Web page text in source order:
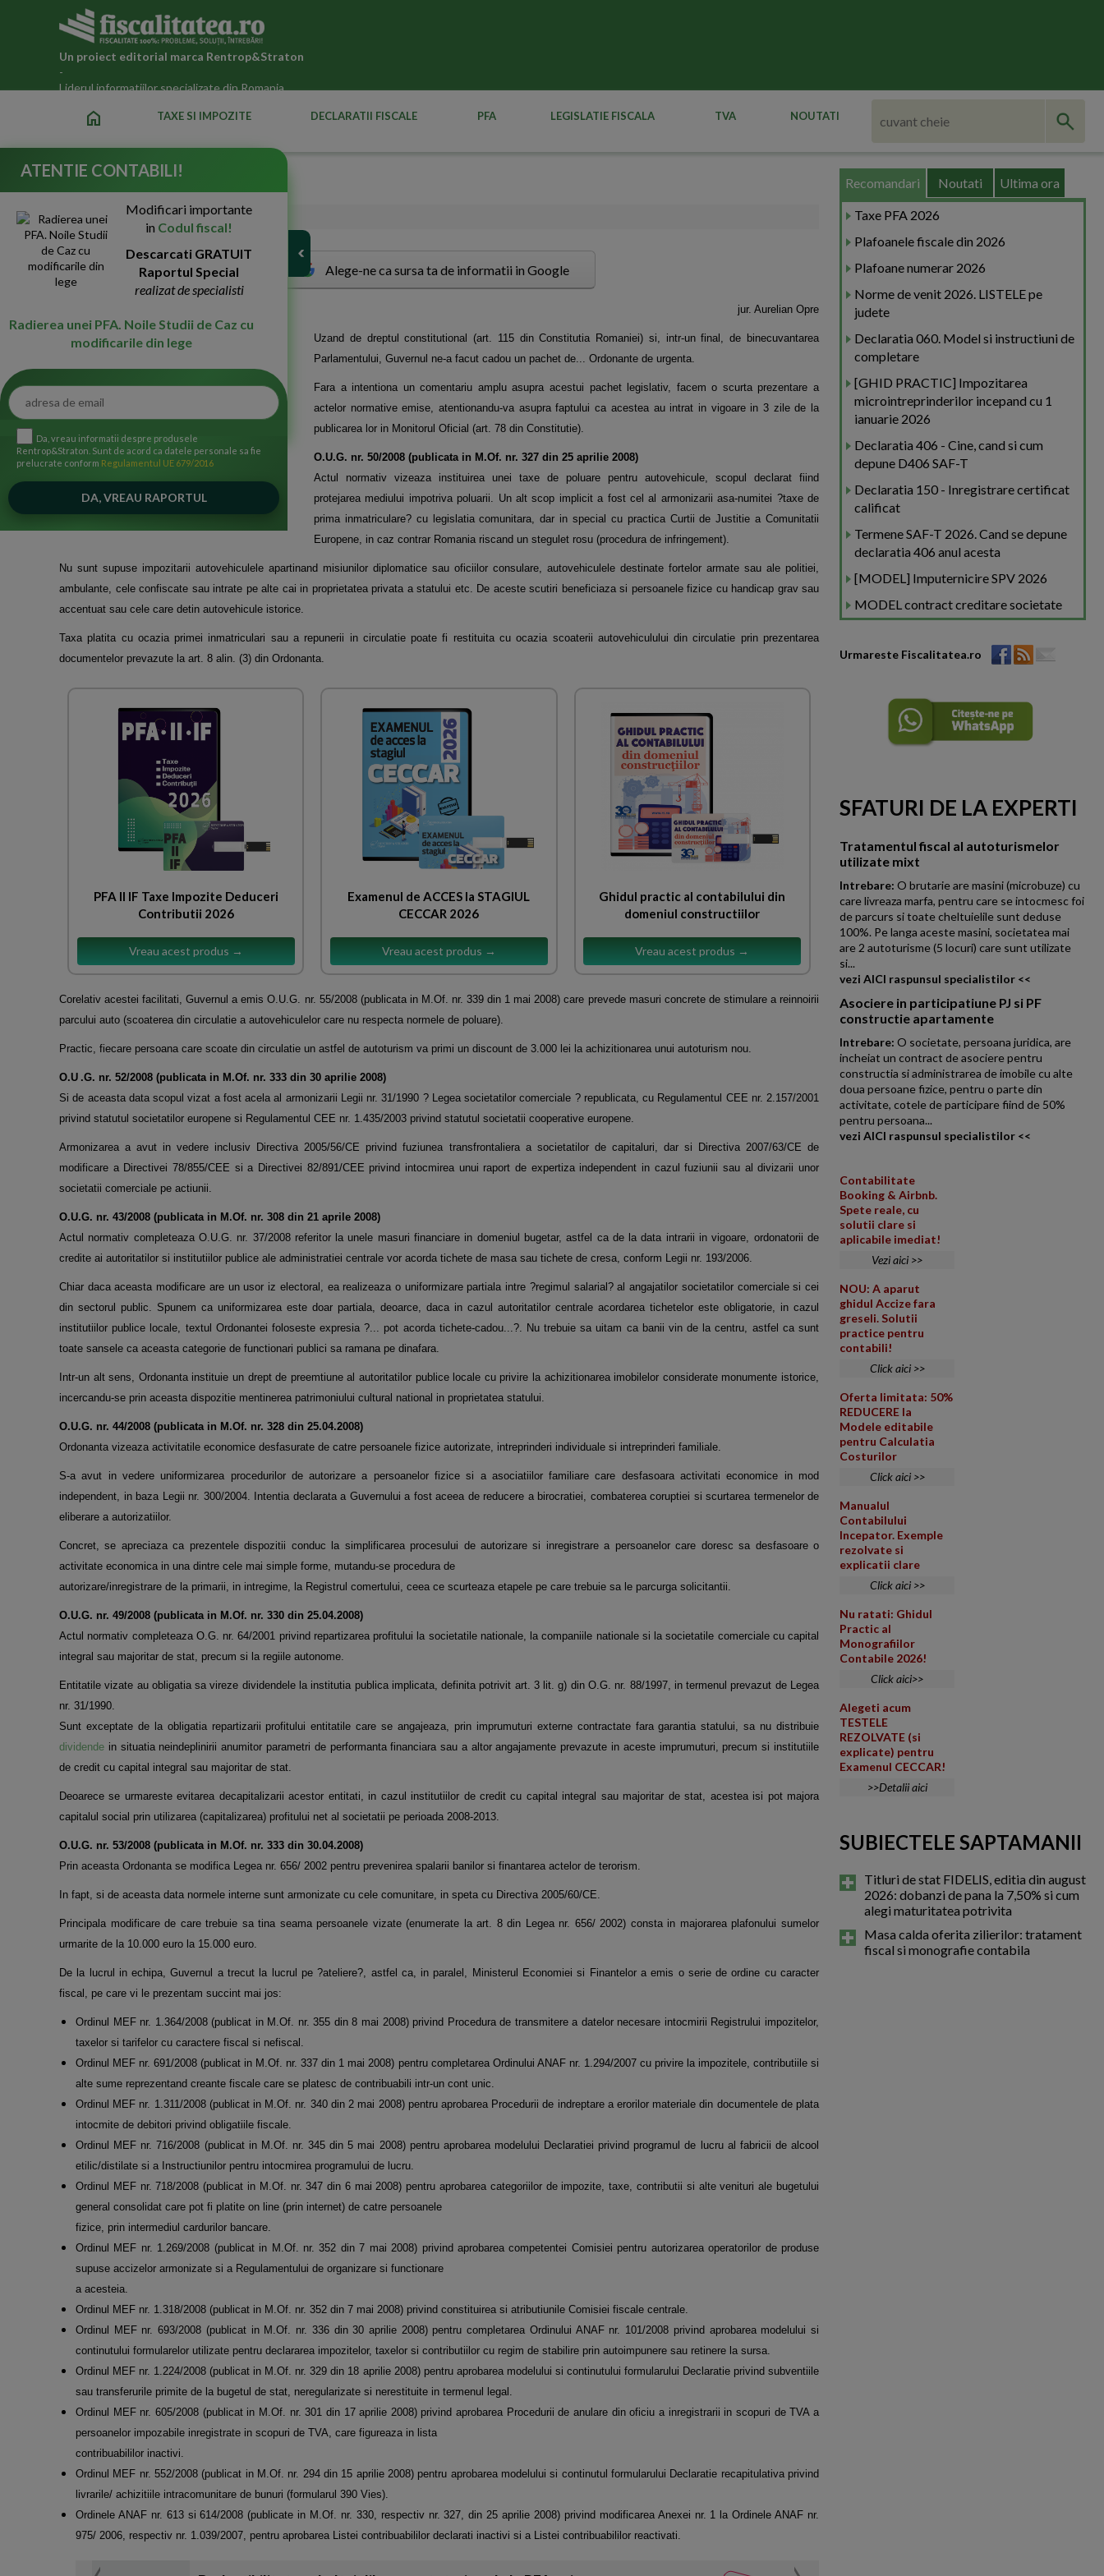
Un proiect editorial marca Rentrop&Straton
-
Liderul informatiilor specializate din Romania
home TAXE SI IMPOZITE DECLARATII FISCALE PFA LEGISLATIE FISCALA TVA NOUTATI
Last minutes...
18-Nov-2008 4648
Alege-ne ca sursa ta de informatii in Google
jur. Aurelian Opre
Uzand de dreptul constitutional (art. 115 din Constitutia Romaniei) si, intr-un final, de binecuvantarea
Parlamentului, Guvernul ne-a facut cadou un pachet de... Ordonante de urgenta.
Fara a intentiona un comentariu amplu asupra acestui pachet legislativ, facem o scurta prezentare a
actelor normative emise, atentionandu-va asupra faptului ca acestea au intrat in vigoare in 3 zile de la
publicarea lor in Monitorul Oficial (art. 78 din Constitutie).
O.U.G. nr. 50/2008 (publicata in M.Of. nr. 327 din 25 aprilie 2008)
Actul normativ vizeaza instituirea unei taxe de poluare pentru autovehicule, scopul declarat fiind
protejarea mediului impotriva poluarii. Un alt scop implicit a fost cel al armonizarii asa-numitei ?taxe de
prima inmatriculare? cu legislatia comunitara, dar in special cu practica Curtii de Justitie a Comunitatii
Europene, in caz contrar Romania riscand un stegulet rosu (procedura de infringement).
Nu sunt supuse impozitarii autovehiculele apartinand misiunilor diplomatice sau oficiilor consulare, autovehiculele destinate fortelor armate sau ale politiei,
ambulante, cele confiscate sau intrate pe alte cai in proprietatea privata a statului etc. De aceste scutiri beneficiaza si persoanele fizice cu handicap grav sau
accentuat sau cele care detin autovehicule istorice.
Taxa platita cu ocazia primei inmatriculari sau a repunerii in circulatie poate fi restituita cu ocazia scoaterii autovehiculului din circulatie prin prezentarea
documentelor prevazute la art. 8 alin. (3) din Ordonanta.
PFA II IF Taxe Impozite Deduceri
Contributii 2026
Vreau acest produs →
Examenul de ACCES la STAGIUL
CECCAR 2026
Vreau acest produs →
Ghidul practic al contabilului din
domeniul constructiilor
Vreau acest produs →
Corelativ acestei facilitati, Guvernul a emis O.U.G. nr. 55/2008 (publicata in M.Of. nr. 339 din 1 mai 2008) care prevede masuri concrete de stimulare a reinnoirii
parcului auto (scoaterea din circulatie a autovehiculelor care nu respecta normele de poluare).
Practic, fiecare persoana care scoate din circulatie un astfel de autoturism va primi un discount de 3.000 lei la achizitionarea unui autoturism nou.
O.U .G. nr. 52/2008 (publicata in M.Of. nr. 333 din 30 aprilie 2008)
Si de aceasta data scopul vizat a fost acela al armonizarii Legii nr. 31/1990 ? Legea societatilor comerciale ? republicata, cu Regulamentul CEE nr. 2.157/2001
privind statutul societatilor europene si Regulamentul CEE nr. 1.435/2003 privind statutul societatii cooperative europene.
Armonizarea a avut in vedere inclusiv Directiva 2005/56/CE privind fuziunea transfrontaliera a societatilor de capitaluri, dar si Directiva 2007/63/CE de
modificare a Directivei 78/855/CEE si a Directivei 82/891/CEE privind intocmirea unui raport de expertiza independent in cazul fuziunii sau al divizarii unor
societatii comerciale pe actiunii.
O.U.G. nr. 43/2008 (publicata in M.Of. nr. 308 din 21 aprile 2008)
Actul normativ completeaza O.U.G. nr. 37/2008 referitor la unele masuri financiare in domeniul bugetar, astfel ca de la data intrarii in vigoare, ordonatorii de
credite ai autoritatilor si institutiilor publice ale administratiei centrale vor acorda tichete de masa sau tichete de cresa, conform Legii nr. 193/2006.
Chiar daca aceasta modificare are un usor iz electoral, ea realizeaza o uniformizare partiala intre ?regimul salarial? al angajatilor societatilor comerciale si cei
din sectorul public. Spunem ca uniformizarea este doar partiala, deoarce, daca in cazul autoritatilor centrale acordarea tichetelor este obligatorie, in cazul
institutiilor publice locale, textul Ordonantei foloseste expresia ?... pot acorda tichete-cadou...?. Nu trebuie sa uitam ca banii vin de la centru, astfel ca sunt
toate sansele ca aceasta categorie de functionari publici sa ramana pe dinafara.
Intr-un alt sens, Ordonanta instituie un drept de preemtiune al autoritatilor publice locale cu privire la achizitionarea imobilelor considerate monumente istorice,
incercandu-se prin aceasta dispozitie mentinerea patrimoniului cultural national in proprietatea statului.
O.U.G. nr. 44/2008 (publicata in M.Of. nr. 328 din 25.04.2008)
Ordonanta vizeaza activitatile economice desfasurate de catre persoanele fizice autorizate, intreprinderi individuale si intreprinderi familiale.
S-a avut in vedere uniformizarea procedurilor de autorizare a persoanelor fizice si a asociatiilor familiare care desfasoara activitati economice in mod
independent, in baza Legii nr. 300/2004. Intentia declarata a Guvernului a fost aceea de reducere a birocratiei, combaterea coruptiei si scurtarea termenelor de
eliberare a autorizatiilor.
Concret, se apreciaza ca prezentele dispozitii conduc la simplificarea procesului de autorizare si inregistrare a persoanelor care doresc sa desfasoare o
activitate economica in una dintre cele mai simple forme, mutandu-se procedura de
autorizare/inregistrare de la primarii, in intregime, la Registrul comertului, ceea ce scurteaza etapele pe care trebuie sa le parcurga solicitantii.
O.U.G. nr. 49/2008 (publicata in M.Of. nr. 330 din 25.04.2008)
Actul normativ completeaza O.G. nr. 64/2001 privind repartizarea profitului la societatile nationale, la companiile nationale si la societatile comerciale cu capital
integral sau majoritar de stat, precum si la regiile autonome.
Entitatile vizate au obligatia sa vireze dividendele la institutia publica implicata, definita potrivit art. 3 lit. g) din O.G. nr. 88/1997, in termenul prevazut de Legea
nr. 31/1990.
Sunt exceptate de la obligatia repartizarii profitului entitatile care se angajeaza, prin imprumuturi externe contractate fara garantia statului, sa nu distribuie
dividende in situatia neindeplinirii anumitor parametri de performanta financiara sau a altor angajamente prevazute in aceste imprumuturi, precum si institutiile
de credit cu capital integral sau majoritar de stat.
Deoarece se urmareste evitarea decapitalizarii acestor entitati, in cazul institutiilor de credit cu capital integral sau majoritar de stat, acestea isi pot majora
capitalul social prin utilizarea (capitalizarea) profitului net al societatii pe perioada 2008-2013.
O.U.G. nr. 53/2008 (publicata in M.Of. nr. 333 din 30.04.2008)
Prin aceasta Ordonanta se modifica Legea nr. 656/ 2002 pentru prevenirea spalarii banilor si finantarea actelor de terorism.
In fapt, si de aceasta data normele interne sunt armonizate cu cele comunitare, in speta cu Directiva 2005/60/CE.
Principala modificare de care trebuie sa tina seama persoanele vizate (enumerate la art. 8 din Legea nr. 656/ 2002) consta in majorarea plafonului sumelor
urmarite de la 10.000 euro la 15.000 euro.
De la lucrul in echipa, Guvernul a trecut la lucrul pe ?ateliere?, astfel ca, in paralel, Ministerul Economiei si Finantelor a emis o serie de ordine cu caracter
fiscal, pe care vi le prezentam succint mai jos:
Ordinul MEF nr. 1.364/2008 (publicat in M.Of. nr. 355 din 8 mai 2008) privind Procedura de transmitere a datelor necesare intocmirii Registrului impozitelor,
taxelor si tarifelor cu caractere fiscal si nefiscal.
Ordinul MEF nr. 691/2008 (publicat in M.Of. nr. 337 din 1 mai 2008) pentru completarea Ordinului ANAF nr. 1.294/2007 cu privire la impozitele, contributiile si
alte sume reprezentand creante fiscale care se platesc de contribuabili intr-un cont unic.
Ordinul MEF nr. 1.311/2008 (publicat in M.Of. nr. 340 din 2 mai 2008) pentru aprobarea Procedurii de indreptare a erorilor materiale din documentele de plata
intocmite de debitori privind obligatiile fiscale.
Ordinul MEF nr. 716/2008 (publicat in M.Of. nr. 345 din 5 mai 2008) pentru aprobarea modelului Declaratiei privind programul de lucru al fabricii de alcool
etilic/distilate si a Instructiunilor pentru intocmirea programului de lucru.
Ordinul MEF nr. 718/2008 (publicat in M.Of. nr. 347 din 6 mai 2008) pentru aprobarea categoriilor de impozite, taxe, contributii si alte venituri ale bugetului
general consolidat care pot fi platite on line (prin internet) de catre persoanele
fizice, prin intermediul cardurilor bancare.
Ordinul MEF nr. 1.269/2008 (publicat in M.Of. nr. 352 din 7 mai 2008) privind aprobarea competentei Comisiei pentru autorizarea operatorilor de produse
supuse accizelor armonizate si a Regulamentului de organizare si functionare
a acesteia.
Ordinul MEF nr. 1.318/2008 (publicat in M.Of. nr. 352 din 7 mai 2008) privind constituirea si atributiunile Comisiei fiscale centrale.
Ordinul MEF nr. 693/2008 (publicat in M.Of. nr. 336 din 30 aprilie 2008) pentru completarea Ordinului ANAF nr. 101/2008 privind aprobarea modelului si
continutului formularelor utilizate pentru declararea impozitelor, taxelor si contributiilor cu regim de stabilire prin autoimpunere sau retinere la sursa.
Ordinul MEF nr. 1.224/2008 (publicat in M.Of. nr. 329 din 18 aprilie 2008) pentru aprobarea modelului si continutului formularului Declaratie privind subventiile
sau transferurile primite de la bugetul de stat, neregularizate si nerestituite in termenul legal.
Ordinul MEF nr. 605/2008 (publicat in M.Of. nr. 301 din 17 aprilie 2008) privind aprobarea Procedurii de anulare din oficiu a inregistrarii in scopuri de TVA a
persoanelor impozabile inregistrate in scopuri de TVA, care figureaza in lista
contribuabililor inactivi.
Ordinul MEF nr. 552/2008 (publicat in M.Of. nr. 294 din 15 aprilie 2008) pentru aprobarea modelului si continutul formularului Declaratie recapitulativa privind
livrarile/ achizitiile intracomunitare de bunuri (formularul 390 Vies).
Ordinele ANAF nr. 613 si 614/2008 (publicate in M.Of. nr. 330, respectiv nr. 327, din 25 aprilie 2008) privind modificarea Anexei nr. 1 la Ordinele ANAF nr.
975/ 2006, respectiv nr. 1.039/2007, pentru aprobarea Listei contribuabililor declarati inactivi si a Listei contribuabililor reactivati.
Recomandari Noutati Ultima ora
Taxe PFA 2026
Plafoanele fiscale din 2026
Plafoane numerar 2026
Norme de venit 2026. LISTELE pe
judete
Declaratia 060. Model si instructiuni de
completare
[GHID PRACTIC] Impozitarea
microintreprinderilor incepand cu 1
ianuarie 2026
Declaratia 406 - Cine, cand si cum
depune D406 SAF-T
Declaratia 150 - Inregistrare certificat
calificat
Termene SAF-T 2026. Cand se depune
declaratia 406 anul acesta
[MODEL] Imputernicire SPV 2026
MODEL contract creditare societate
Urmareste Fiscalitatea.ro
SFATURI DE LA EXPERTI
Tratamentul fiscal al autoturismelor
utilizate mixt
Intrebare: O brutarie are masini (microbuze) cu
care livreaza marfa, pentru care se intocmesc foi
de parcurs si toate cheltuielile sunt deduse
100%. Pe langa aceste masini, societatea mai
are 2 autoturisme (5 locuri) care sunt utilizate
si...
vezi AICI raspunsul specialistilor <<
Asociere in participatiune PJ si PF
constructie apartamente
Intrebare: O societate, persoana juridica, are
incheiat un contract de asociere pentru
constructia si administrarea de imobile cu alte
doua persoane fizice, pentru o parte din
activitate, cotele de participare fiind de 50%
pentru persoana...
vezi AICI raspunsul specialistilor <<
Contabilitate
Booking & Airbnb.
Spete reale, cu
solutii clare si
aplicabile imediat!
Vezi aici >>
NOU: A aparut
ghidul Accize fara
greseli. Solutii
practice pentru
contabili!
Click aici >>
Oferta limitata: 50%
REDUCERE la
Modele editabile
pentru Calculatia
Costurilor
Click aici >>
Manualul
Contabilului
Incepator. Exemple
rezolvate si
explicatii clare
Click aici >>
Nu ratati: Ghidul
Practic al
Monografiilor
Contabile 2026!
Click aici>>
Alegeti acum
TESTELE
REZOLVATE (si
explicate) pentru
Examenul CECCAR!
>>Detalii aici
SUBIECTELE SAPTAMANII
Titluri de stat FIDELIS, editia din august
2026: dobanzi de pana la 7,50% si cum
alegi maturitatea potrivita
Masa calda oferita zilierilor: tratament
fiscal si monografie contabila
ATENTIE CONTABILI!
Modificari importante
in Codul fiscal!
Descarcati GRATUIT
Raportul Special
realizat de specialisti
Radierea unei PFA. Noile Studii de Caz cu
modificarile din lege
Da, vreau informatii despre produsele
Rentrop&Straton. Sunt de acord ca datele personale sa fie
prelucrate conform Regulamentul UE 679/2016